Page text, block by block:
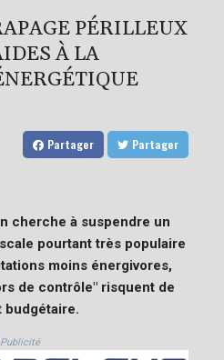
PÉRILLEUX
À LA
Partager Partager
cherche à suspendre un
pourtant très populaire
moins énergivores,
de contrôle" risquent de
Publicité